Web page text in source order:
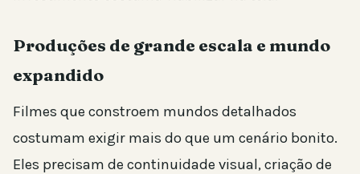
Produções de grande escala e mundo
expandido
Filmes que constroem mundos detalhados
costumam exigir mais do que um cenário bonito.
Eles precisam de continuidade visual, criação de